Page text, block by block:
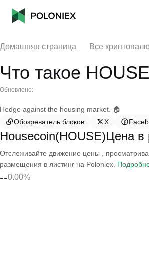
Домашняя страница Все
Что такое HOUSE
Обновлено:
Hedge against the housing market. 🏠
Обозреватель блоков
X
Housecoin(HOUSE)Цена
Отслеживайте движение цены ,
размещения в листинг на Poloniex.
--0.00%